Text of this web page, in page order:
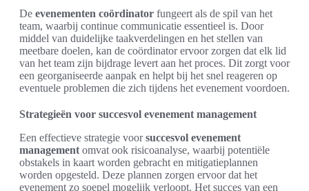
De evenementen coördinator fungeert als de spil van het
team, waarbij continue communicatie essentieel is. Door
middel van duidelijke taakverdelingen en het stellen van
meetbare doelen, kan de coördinator ervoor zorgen dat elk lid
van het team zijn bijdrage levert aan het proces. Dit zorgt voor
een georganiseerde aanpak en helpt bij het snel reageren op
eventuele problemen die zich tijdens het evenement voordoen.
Strategieën voor succesvol evenement management
Een effectieve strategie voorsuccesvol evenement
management omvat ook risicoanalyse, waarbij potentiële
obstakels in kaart worden gebracht en mitigatieplannen
worden opgesteld. Deze plannen zorgen ervoor dat het
evenement zo soepel mogelijk verloopt. Het succes van een